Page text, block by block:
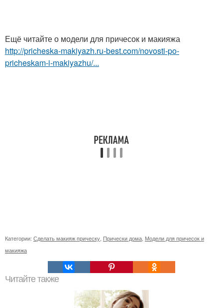
Ещё читайте о модели для причесок и макияжа
http://pricheska-makiyazh.ru-best.com/novosti-po-
pricheskam-i-makiyazhu/...
Категории: Сделать макияж прическу Прически дома Модели для причесок и
макияжа
Читайте также